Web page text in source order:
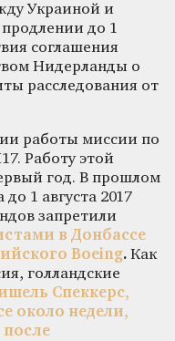
Украиной и
до 1
соглашения
Нидерланды о
расследования от
работы миссии по
Работу этой
год. В прошлом
1 августа 2017
запретили
в Донбассе
Boeing. Как
голландские
Спеккерс,
около недели,